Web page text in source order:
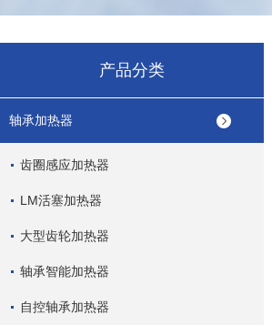
产品分类
轴承加热器
齿圈感应加热器
LM活塞加热器
大型齿轮加热器
轴承智能加热器
自控轴承加热器